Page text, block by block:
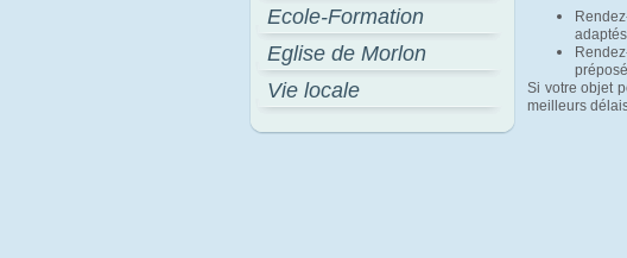
Ecole-Formation
Eglise de Morlon
Vie locale
Si votre objet
meilleurs